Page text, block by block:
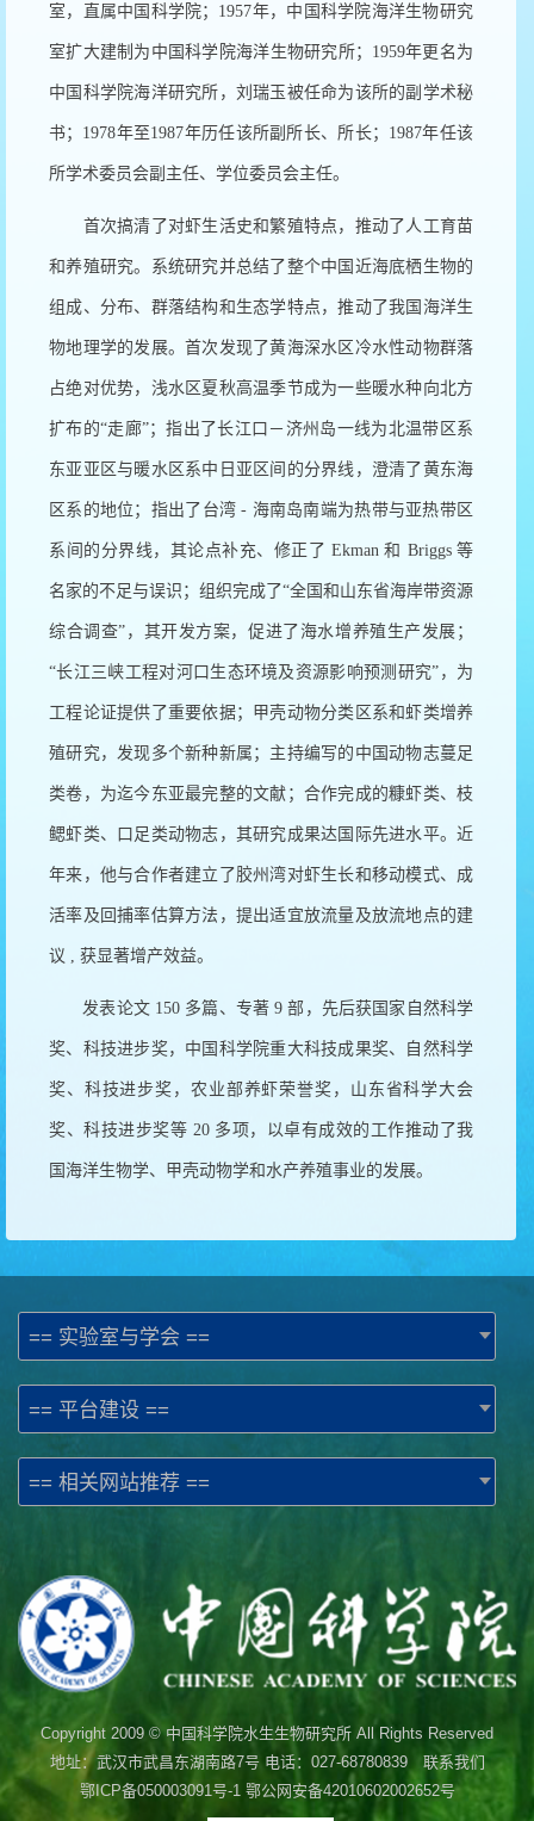
室，直属中国科学院； 1957年，中国科学院海洋生物研究
室扩大建制为中国科学院海洋生物研究所； 1959年更名为
中国科学院海洋研究所，刘瑞玉被任命为该所的副学术秘
书； 1978年至1987年历任该所副所长、所长； 1987年任该
所学术委员会副主任、学位委员会主任。
首次搞清了对虾生活史和繁殖特点，推动了人工育苗
和养殖研究。系统研究并总结了整个中国近海底栖生物的
组成、分布、群落结构和生态学特点，推动了我国海洋生
物地理学的发展。首次发现了黄海深水区冷水性动物群落
占绝对优势，浅水区夏秋高温季节成为一些暖水种向北方
扩布的“走廊”；指出了长江口－济州岛一线为北温带区系
东亚亚区与暖水区系中日亚区间的分界线，澄清了黄东海
区系的地位；指出了台湾 - 海南岛南端为热带与亚热带区
系间的分界线，其论点补充、修正了 Ekman和 Briggs等
名家的不足与误识；组织完成了“全国和山东省海岸带资源
综合调查” ，其开发方案，促进了海水增养殖生产发展；
“长江三峡工程对河口生态环境及资源影响预测研究” ，为
工程论证提供了重要依据；甲壳动物分类区系和虾类增养
殖研究，发现多个新种新属；主持编写的中国动物志蔓足
类卷，为迄今东亚最完整的文献；合作完成的糠虾类、枝
鳃虾类、口足类动物志，其研究成果达国际先进水平。近
年来，他与合作者建立了胶州湾对虾生长和移动模式、成
活率及回捕率估算方法，提出适宜放流量及放流地点的建
议 , 获显著增产效益。
发表论文150 多篇、专著 9部，先后获国家自然科学
奖、科技进步奖，中国科学院重大科技成果奖、自然科学
奖、科技进步奖，农业部养虾荣誉奖，山东省科学大会
奖、科技进步奖等 20 多项，以卓有成效的工作推动了我
国海洋生物学、甲壳动物学和水产养殖事业的发展。
== 实验室与学会 ==
== 平台建设 ==
== 相关网站推荐 ==
Copyright 2009 © 中国科学院水生生物研究所 All Rights Reserved
地址：武汉市武昌东湖南路7号 电话：027-68780839 联系我们
鄂ICP备050003091号-1鄂公网安备42010602002652号